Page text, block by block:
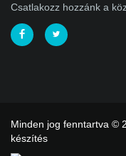
Csatlakozz hozzánk a
Minden jog fenntartva ©
készítés